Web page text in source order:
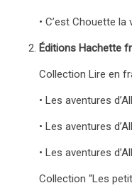
• C’est Chouette la
Éditions Hachette
Collection Lire en
• Les aventures
• Les aventures
• Les aventures
Collection “Les